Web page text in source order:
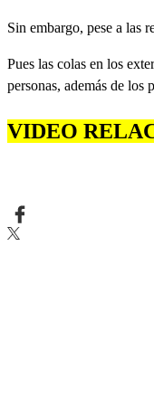
Sin embargo, pese a las
Pues las colas en los
personas, además de los
VIDEO